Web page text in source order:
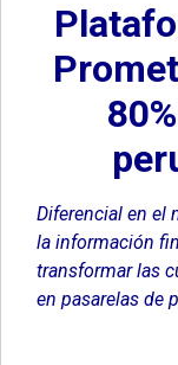
Diferencial en el
la información
transformar las
en pasarelas de